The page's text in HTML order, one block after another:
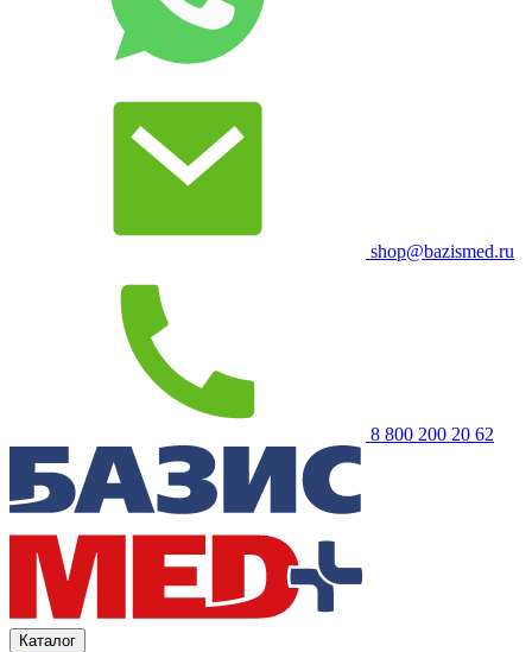
shop@bazismed.ru
8 800 200 20 62
Каталог